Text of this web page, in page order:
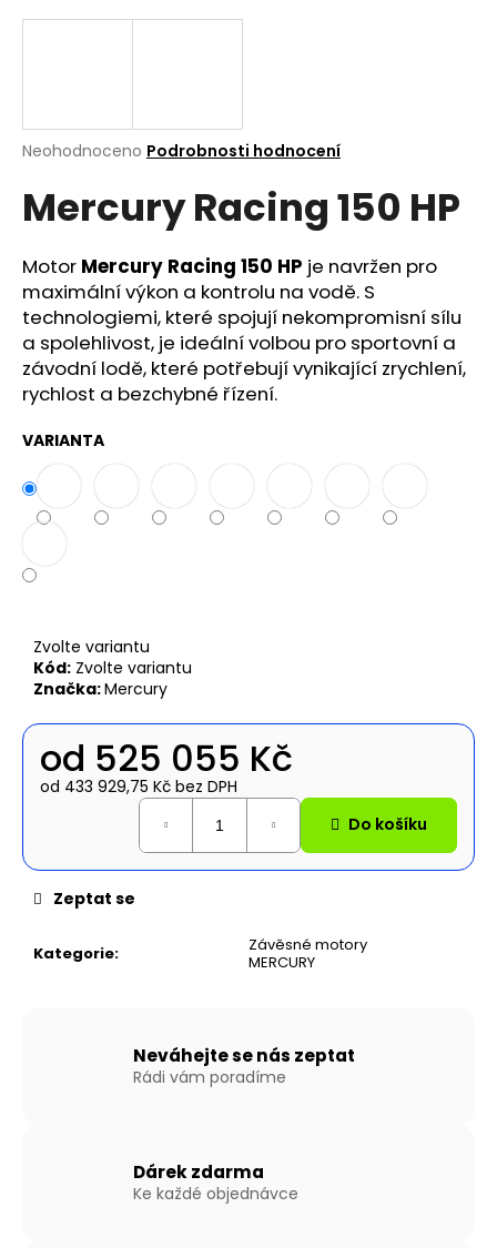
Průměrné
produktu
je
z
5
hvězdiček.
Neohodnoceno Podrobnosti hodnocení
Mercury Racing 150 HP
Motor Mercury Racing 150 HP je navržen pro
maximální výkon a kontrolu na vodě. S
technologiemi, které spojují nekompromisní sílu
a spolehlivost, je ideální volbou pro sportovní a
závodní lodě, které potřebují vynikající zrychlení,
rychlost a bezchybné řízení.
VARIANTA
Zvolte variantu
Kód: Zvolte variantu
Značka:Mercury
od 525 055 Kč
od 433 929,75 Kč bez DPH
Do košíku
Kategorie:
Závěsné motory
MERCURY
Zeptat se
Neváhejte se nás zeptat
Rádi vám poradíme
Dárek zdarma
Ke každé objednávce
a
?
Hledat
D
o
p
o
r
u
č
u
j
e
NAFUKOVACÍ
WILLIS
BOATS
RY-
BD270
BARVĚ
S
NAFUKOVACÍ
PODLAHOU
14
490